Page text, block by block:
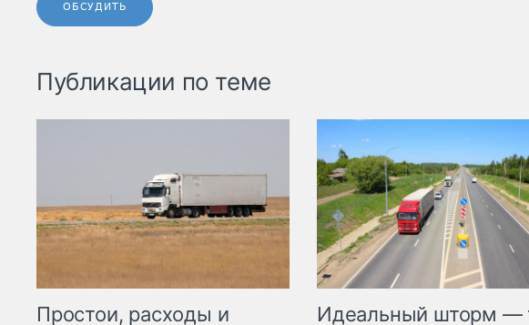
ОБСУДИТЬ
Публикации по теме
Простои, расходы и
Идеальный шторм —